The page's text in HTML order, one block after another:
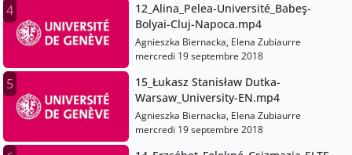
4
12_Alina_Pelea-Université_Babeş-
Bolyai-Cluj-Napoca.mp4
Agnieszka Biernacka, Elena Zubiaurre
mercredi 19 septembre 2018
5
15_Łukasz Stanisław Dutka-
Warsaw_University-EN.mp4
Agnieszka Biernacka, Elena Zubiaurre
mercredi 19 septembre 2018